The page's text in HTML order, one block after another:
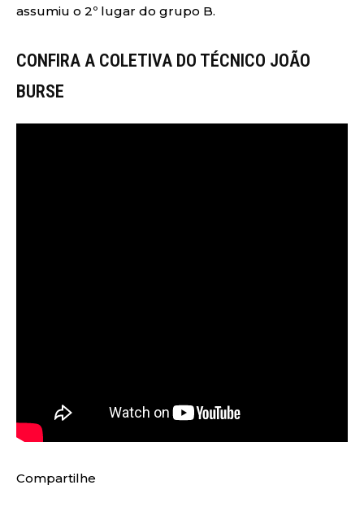
assumiu o 2º lugar do grupo B.
CONFIRA A COLETIVA DO TÉCNICO JOÃO
BURSE
Compartilhe